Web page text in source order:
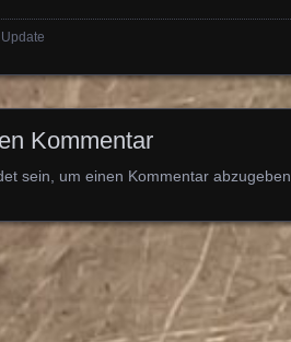
Kommentar
sein, um einen Kommentar abzugeben.